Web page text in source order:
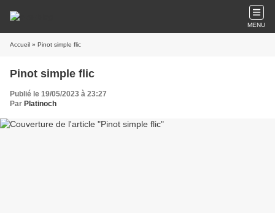
MENU
Accueil » Pinot simple flic
Pinot simple flic
Publié le 19/05/2023 à 23:27
Par Platinoch